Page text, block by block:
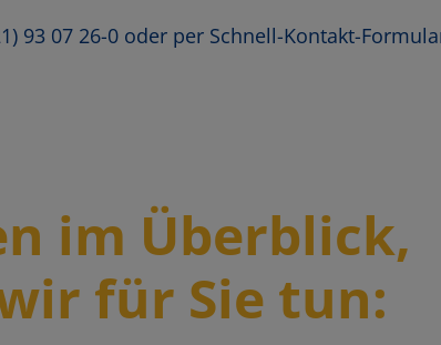
93 07 26-0 oder per Schnell-Kontakt-
im Überblick,
für Sie tun: